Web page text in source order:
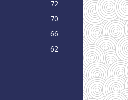
72
70
66
62